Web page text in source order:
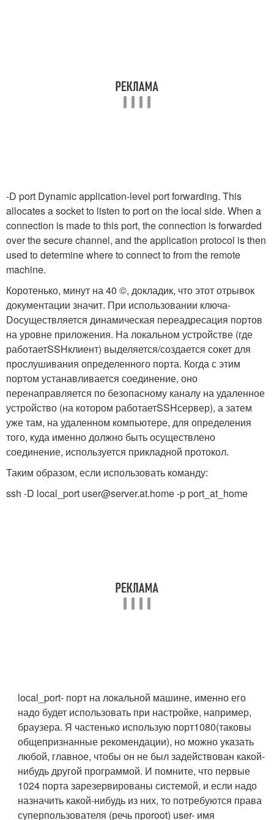
-D port Dynamic application-level port forwarding. This
allocates a socket to listen to port on the local side. When a
connection is made to this port, the connection is forwarded
over the secure channel, and the application protocol is then
used to determine where to connect to from the remote
machine.
Коротенько, минут на 40 ©, докладик, что этот отрывок
документации значит. При использовании ключа-
Dосуществляется динамическая переадресация портов
на уровне приложения. На локальном устройстве (где
работаетSSHклиент) выделяется/создается сокет для
прослушивания определенного порта. Когда с этим
портом устанавливается соединение, оно
перенаправляется по безопасному каналу на удаленное
устройство (на котором работаетSSHсервер), а затем
уже там, на удаленном компьютере, для определения
того, куда именно должно быть осуществлено
соединение, используется прикладной протокол.
Таким образом, если использовать команду:
ssh -D local_port user@server.at.home -p port_at_home
local_port- порт на локальной машине, именно его
надо будет использовать при настройке, например,
браузера. Я частенько использую порт1080(таковы
общепризнанные рекомендации), но можно укaзать
любой, главное, чтобы он не был задействован какой-
нибудь другой программой. И помните, что первые
1024 порта зарезервированы системой, и если надо
назначить какой-нибудь из них, то потребуются права
суперпользователя (речь проroot) user- имя